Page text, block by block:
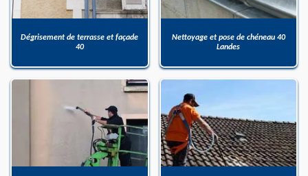
Dégrisement de terrasse et façade
40
Nettoyage et pose de chéneau 40
Landes